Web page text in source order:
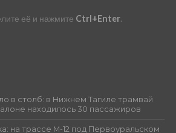
её и нажмите Ctrl+Enter.
в столб: в Нижнем Тагиле трамвай
находилось 30 пассажиров
на трассе М-12 под Первоуральском